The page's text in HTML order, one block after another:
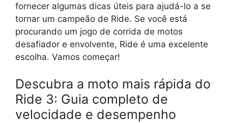
fornecer algumas dicas úteis para ajudá-lo a se
tornar um campeão de Ride. Se você está
procurando um jogo de corrida de motos
desafiador e envolvente, Ride é uma excelente
escolha. Vamos começar!
Descubra a moto mais rápida do
Ride 3: Guia completo de
velocidade e desempenho